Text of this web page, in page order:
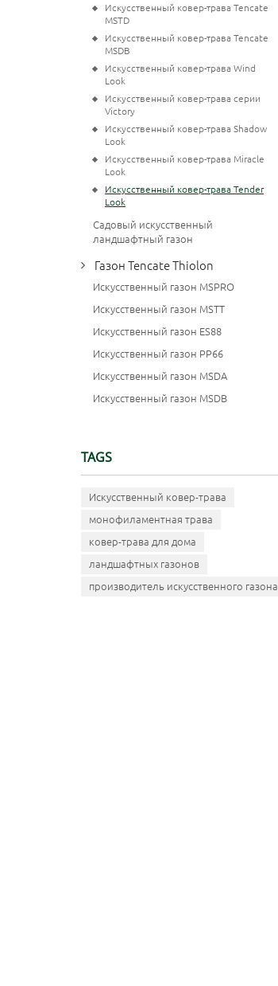
Искусственный ковер-трава Tencate
MSTD
Искусственный ковер-трава Tencate
MSDB
Искусственный ковер-трава Wind
Look
Искусственный ковер-трава серии
Victory
Искусственный ковер-трава Shadow
Look
Искусственный ковер-трава Miracle
Look
Искусственный ковер-трава Tender
Look
Садовый искусственный
ландшафтный газон
Газон Tencate Thiolon
Искусственный газон MSPRO
Искусственный газон MSTT
Искусственный газон ES88
Искусственный газон PP66
Искусственный газон MSDA
Искусственный газон MSDB
TAGS
Искусственный ковер-трава
монофиламентная трава
ковер-трава для дома
ландшафтных газонов
производитель искусственного газона